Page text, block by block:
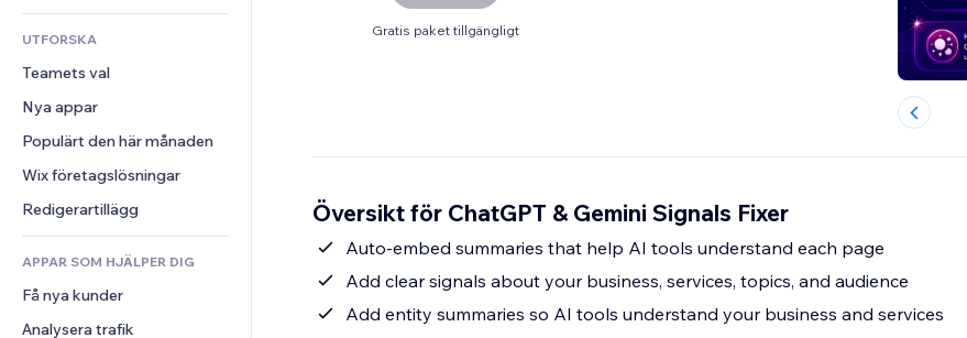
Listningar
E-post
Konvertering
Redovisning
Kuponger och lojalitet
Lagerlösningar
Dropshipping
Priser och abonnemang
Crowdfunding
Mat och dryck
Fastigheter
Bokningar
Podcasts
Fotografering
Video
PDF
Fildelning
Nyheter
Integritet och säkerhet
Klocka
Sidmallar
Bildeffekter
Knappar och menyer
Banners och märken
Kalkylatorer
Sök
Väder
Diagram och tabeller
Formulär
Undersökningar
Chatt
Kommentarer
Telefon
Community
Omdömen och recensioner
CRM
UTFORSKA
Teamets val
Nya appar
Populärt den här månaden
Wix företagslösningar
Redigerartillägg
APPAR SOM HJÄLPER DIG
Få nya kunder
Analysera trafik
Gratis paket tillgängligt
Översikt för ChatGPT & Gemini Signals Fixer
Auto-embed summaries that help AI tools understand each page
Add clear signals about your business, services, topics, and audience
Add entity summaries so AI tools understand your business and services